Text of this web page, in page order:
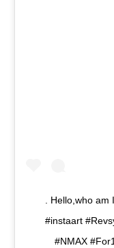
. Hello,who am
#instaart
#NMAX